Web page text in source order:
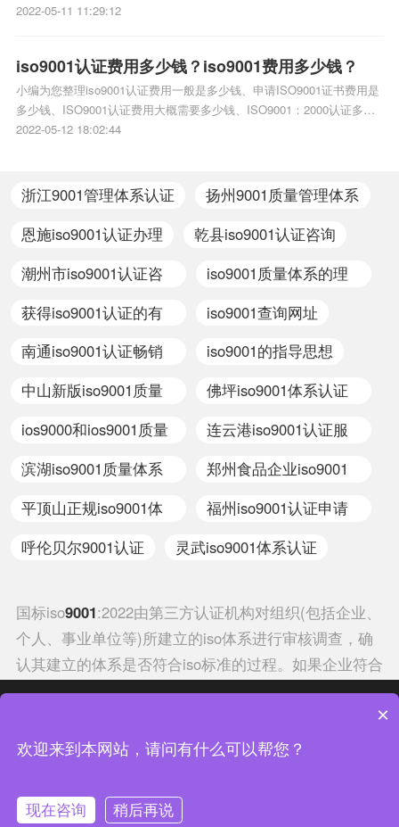
ISO14001与ISO24001的关系、ISO9001、ISO14001、ISO9001：2008
2022-05-11 11:29:12
iso9001认证费用多少钱？iso9001费用多少钱？
小编为您整理iso9001认证费用一般是多少钱、申请ISO9001证书费用是
多少钱、ISO9001认证费用大概需要多少钱、ISO9001：2000认证多少
钱每年审核的费用是多少、3C认证费用多少钱相关iso体系认证知识，详
2022-05-12 18:02:44
浙江9001管理体系认证
扬州9001质量管理体系
恩施iso9001认证办理
乾县iso9001认证咨询
潮州市iso9001认证咨
iso9001质量体系的理
获得iso9001认证的有
iso9001查询网址
南通iso9001认证畅销
iso9001的指导思想
中山新版iso9001质量
佛坪iso9001体系认证
ios9000和ios9001质量
连云港iso9001认证服
滨湖iso9001质量体系
郑州食品企业iso9001
平顶山正规iso9001体
福州iso9001认证申请
呼伦贝尔9001认证 灵武iso9001体系认证
国标iso9001:2022由第三方认证机构对组织(包括企业、
个人、事业单位等)所建立的iso体系进行审核调查，确
认其建立的体系是否符合iso标准的过程。如果企业符合
国标iso9001:2022的相关标准，还会颁发相应的认证证
书，如果否，则不颁发证书。组织建立iso体系，则需按
照所对应的体系标准要求，在企业内部建立一整套的文
括117个国家和地区。国标iso9001:2022的蕞高权力机
构是每年一次的“全体大会”，其日常办事机构是中央秘
中证集团体系认证 版权所有 Copyright © 2022
渝公网安备 50010502003954号
×
欢迎来到本网站，请问有什么可以帮您？
现在咨询 稍后再说